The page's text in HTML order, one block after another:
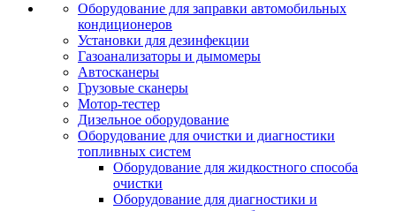
Оборудование для заправки автомобильных
кондиционеров
Установки для дезинфекции
Газоанализаторы и дымомеры
Автосканеры
Грузовые сканеры
Мотор-тестер
Дизельное оборудование
Оборудование для очистки и диагностики
топливных систем
Оборудование для жидкостного способа
очистки
Оборудование для диагностики и